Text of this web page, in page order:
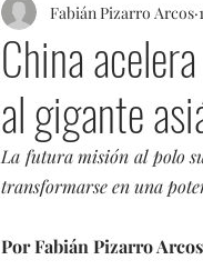
Podcast
China
al gigante
Fabián Pizarro Arcos
La futura misión al polo
transformarse en una
Por Fabián Pizarro Arcos